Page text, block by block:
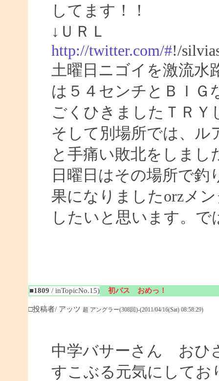
してます！！
↓ＵＲＬ
http://twitter.com/#!/
土曜日ニゴイを激流水
は５４センチとＢＩＧ
ごくひきましたＴＲ
そして別場所では、ル
と手痛い敗北をしまし
日曜日はその場所で
果になりましたorzメ
したいと思います。で
■1809 / inTopicNo.15) 初バス おめっ！
□投稿者/ アッツ 超 アングラー(308回)-(2011/04/16(Sat) 08:58:29)
中学バサーさん おひ
すこぶる元気にしてお